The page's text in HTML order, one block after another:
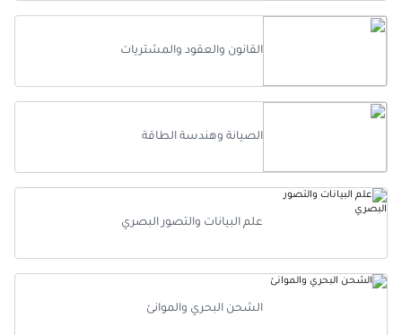
القانون والعقود والمشتريات
الصيانة وهندسة الطاقة
علم البيانات والتصور البصري
الشحن البحري والموانئ